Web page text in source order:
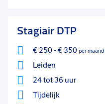
Stagiair DTP
€ 250- € 350 per maand
Leiden
24 tot 36 uur
Tijdelijk